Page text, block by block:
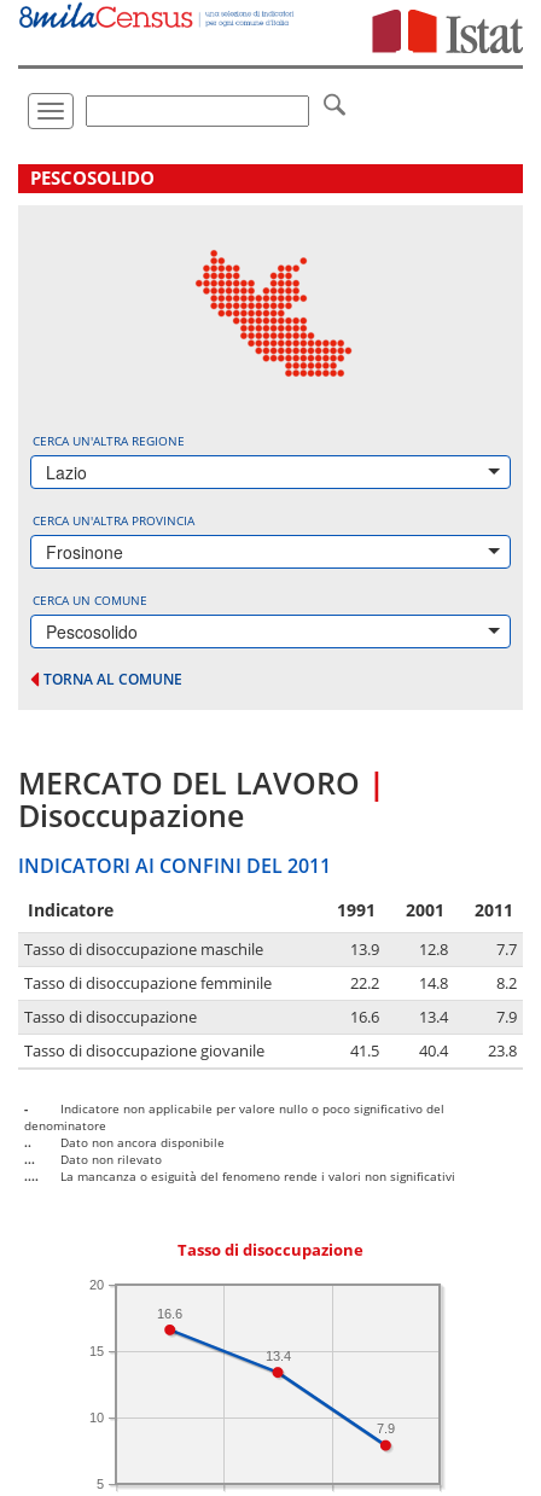
Vai
direttamente
Toggle
navigation
.
PESCOSOLIDO
CERCA UN'ALTRA REGIONE
Lazio
CERCA UN'ALTRA PROVINCIA
Frosinone
CERCA UN COMUNE
Pescosolido
TORNA AL COMUNE
MERCATO DEL LAVORO |
Disoccupazione
INDICATORI AI CONFINI DEL 2011
Indicatore 1991 2001 2011
Tasso di disoccupazione maschile 13.9 12.8
7.7
Tasso di disoccupazione femminile
22.2 14.8
8.2
Tasso di disoccupazione
16.6 13.4
7.9
Tasso di disoccupazione giovanile
41.5 40.4 23.8
-
Indicatore non applicabile per valore nullo o poco significativo del
denominatore
..
Dato non ancora disponibile
...
Dato non rilevato
....
La mancanza o esiguità del fenomeno rende i valori non significativi
Tasso di disoccupazione
5
10
15
20
7.9
13.4
16.6